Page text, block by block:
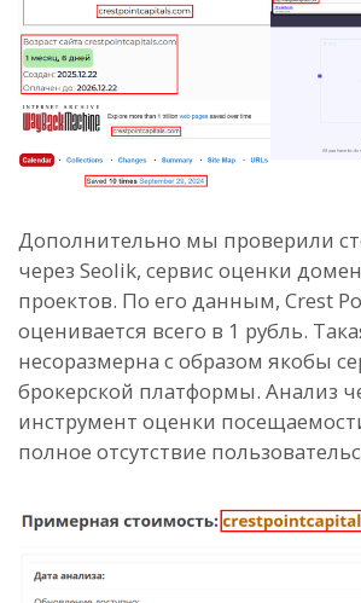
Дополнительно мы проверили
через Seolik, сервис оценки
проектов. По его данным, Crest
оценивается всего в 1 рубль.
несоразмерна с образом якобы
брокерской платформы. Анализ
инструмент оценки
полное отсутствие